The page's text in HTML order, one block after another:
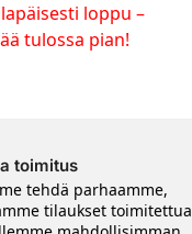
loppu –
tulossa pian!
toimitus
tehdä parhaamme,
tilaukset toimitettua